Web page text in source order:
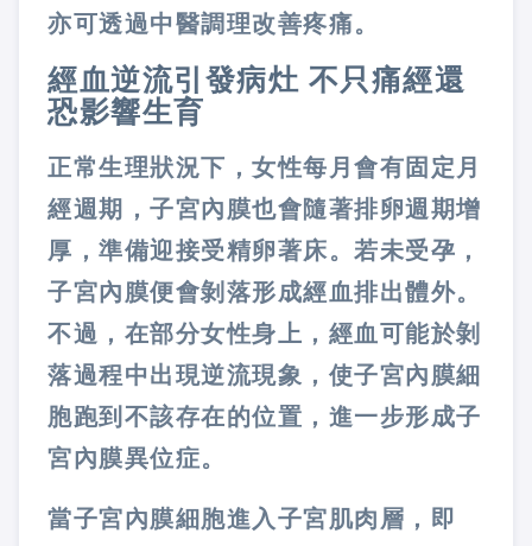
亦可透過中醫調理改善疼痛。
經血逆流引發病灶 不只痛經還
恐影響生育
正常生理狀況下，女性每月會有固定月
經週期，子宮內膜也會隨著排卵週期增
厚，準備迎接受精卵著床。若未受孕，
子宮內膜便會剝落形成經血排出體外。
不過，在部分女性身上，經血可能於剝
落過程中出現逆流現象，使子宮內膜細
胞跑到不該存在的位置，進一步形成子
宮內膜異位症。
當子宮內膜細胞進入子宮肌肉層，即